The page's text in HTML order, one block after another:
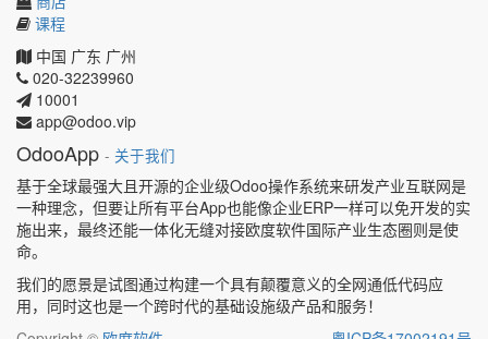
课程
中国 广东 广州
020-32239960
10001
app@odoo.vip
OdooApp - 关于我们
基于全球最强大且开源的企业级Odoo操作系统来研发产业互联网是
一种理念，但要让所有平台App也能像企业ERP一样可以免开发的实
施出来，最终还能一体化无缝对接欧度软件国际产业生态圈则是使
命。
我们的愿景是试图通过构建一个具有颠覆意义的全网通低代码应
用，同时这也是一个跨时代的基础设施级产品和服务！